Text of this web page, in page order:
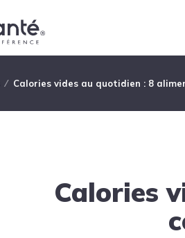
Calories vides au quotidien : 8
Calories